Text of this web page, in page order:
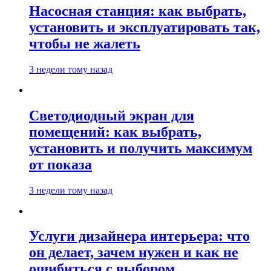
Насосная станция: как выбрать,
установить и эксплуатировать так,
чтобы не жалеть
3 недели тому назад
Светодиодный экран для
помещений: как выбрать,
установить и получить максимум
от показа
3 недели тому назад
Услуги дизайнера интерьера: что
он делает, зачем нужен и как не